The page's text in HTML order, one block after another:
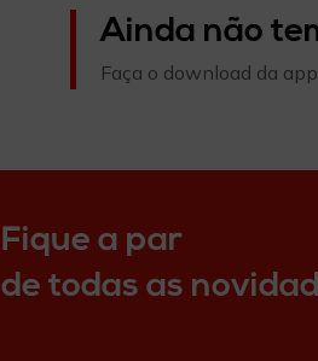
Ainda não
Faça o download da
Fique a par
de todas as